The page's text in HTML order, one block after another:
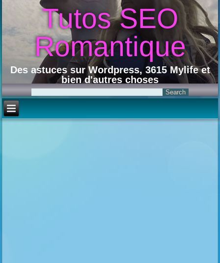
Tutos SEO
Romantique
Des astuces sur Wordpress, 3615 Mylife et
bien d'autres choses